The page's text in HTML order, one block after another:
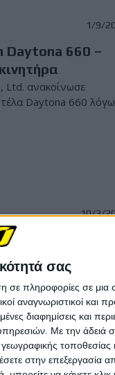
σας
σε πληροφορίες σε
αναγνωριστικοί και
διαφημίσεις και
Με την άδειά
τοποθεσίας
στην επεξεργασία
1/9/
Daytona 660 –
Ltd. ανακοίνωσε
Daytona 660 λόγω
10/3/
Twin 1200,
φλας
ο οργανισμός
για τα Triumph Sp...